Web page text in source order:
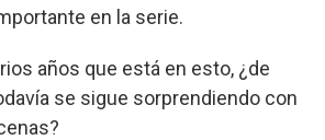
en la serie.
años que está en esto, ¿de
se sigue sorprendiendo con